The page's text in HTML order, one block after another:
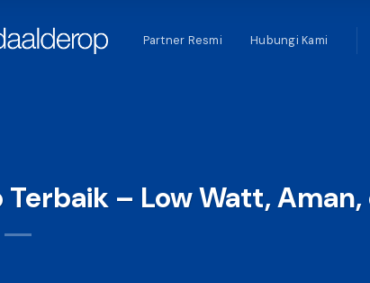
Partner Resmi Hubungi Kami
– Low Watt,